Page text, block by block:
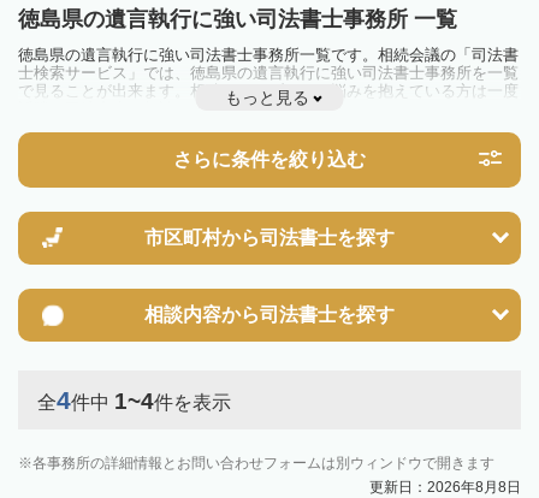
徳島県の遺言執行に強い司法書士事務所 一覧
徳島県の遺言執行に強い司法書士事務所一覧です。相続会議の「司法書
士検索サービス」では、徳島県の遺言執行に強い司法書士事務所を一覧
で見ることが出来ます。相続のトラブルやお悩みを抱えている方は一度
近隣の司法書士に相談してみましょう。
もっと見る
さらに条件を絞り込む
市区町村から司法書士を探す
相談内容から司法書士を探す
全4件中 1~4件を表示
各事務所の詳細情報とお問い合わせフォームは別ウィンドウで開きます
更新日：2026年8月8日